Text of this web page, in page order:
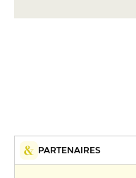
PARTENAIRES